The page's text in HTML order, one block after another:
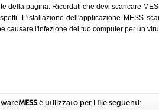
della pagina. Ricordati che devi scaricare
L'istallazione dell'applicazione MESS
causare l'infezione del tuo computer per un
MESS è utilizzato per i file seguenti: